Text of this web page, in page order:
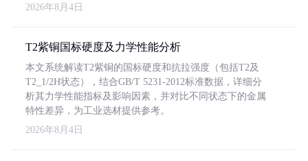
2026年8月4日
T2紫铜国标硬度及力学性能分析
本文系统解读T2紫铜的国标硬度和抗拉强度（包括T2及
T2_1/2H状态），结合GB/T 5231-2012标准数据，详细分
析其力学性能指标及影响因素，并对比不同状态下的金属
特性差异，为工业选材提供参考。
2026年8月4日